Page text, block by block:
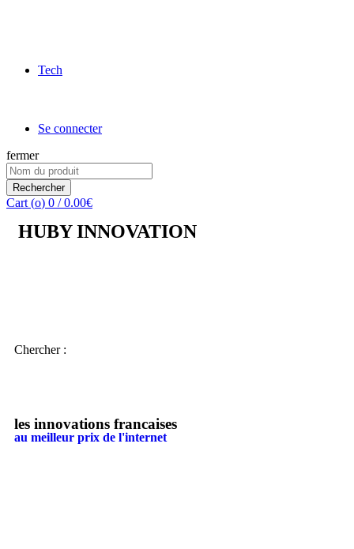
Tech
Se connecter
fermer
Rechercher
Cart (o) 0 / 0.00€
HUBY INNOVATION
Chercher :
les innovations francaises
au meilleur prix de l'internet